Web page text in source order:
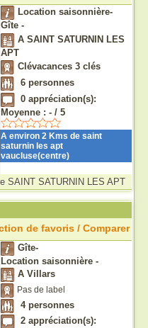
Location saisonnière-
Gîte -
A SAINT SATURNIN LES
APT
Clévacances 3 clés
6 personnes
0appréciation(s):
Moyenne : -/ 5
A environ 2 Kms de saint
saturnin les apt
vaucluse(centre)
SAINT SATURNIN LES APT
de favoris / Comparer
Gîte-
Location saisonnière -
A Villars
Pas de label
4 personnes
2appréciation(s):